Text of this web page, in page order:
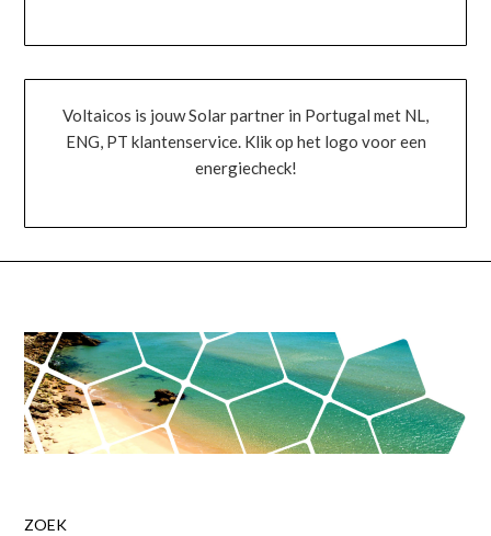
Voltaicos is jouw Solar partner in Portugal met NL,
ENG, PT klantenservice. Klik op het logo voor een
energiecheck!
ZOEK